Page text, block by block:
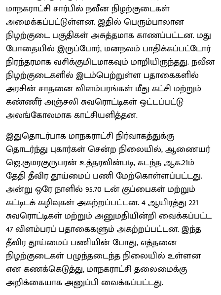
மாநகராட்சி சார்பில் நவீன நிழற்குடைகள்
அமைக்கப்பட்டுள்ளன. இதில் பெரும்பாலான
நிழற்குடை பகுதிகள் அசுத்தமாக காணப்பட்டன. மது
போதையில் இருப்போர், மனநலம் பாதிக்கப்பட்டோர்
நிரந்தரமாக வசிக்குமிடமாகவும் மாறியிருந்தது. நவீன
நிழற்குடைகளில் இடம்பெற்றுள்ள பதாகைகளில்
அரசின் சாதனை விளம்பரங்கள் மீது கட்சி மற்றும்
கண்ணீர் அஞ்சலி சுவரொட்டிகள் ஒட்டப்பட்டு
அலங்கோலமாக காட்சியளித்தன.
இதுதொடர்பாக மாநகராட்சி நிர்வாகத்துக்கு
தொடர்ந்து புகார்கள் சென்ற நிலையில், ஆணையர்
ஜெ.குமரகுருபரன் உத்தரவின்படி, கடந்த ஆக.21ம்
தேதி தீவிர தூய்மைப் பணி மேற்கொள்ளப்பட்டது.
அன்று ஒரே நாளில் 95.70 டன் குப்பைகள் மற்றும்
கட்டிடக் கழிவுகள் அகற்றப்பட்டன. 4 ஆயிரத்து 221
சுவரொட்டிகள் மற்றும் அனுமதியின்றி வைக்கப்பட்ட
47 விளம்பரப் பதாகைகளும் அகற்றப்பட்டன. இந்த
தீவிர தூய்மைப் பணியின் போது, எத்தனை
நிழற்குடைகள் பழுந்தடைந்த நிலையில் உள்ளன
என கணக்கெடுத்து, மாநகராட்சி தலைமைக்கு
அறிக்கையாக அனுப்பி வைக்கப்பட்டது.